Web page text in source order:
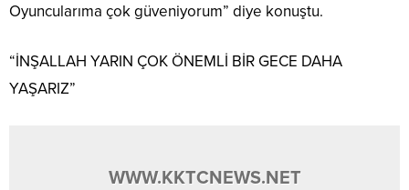
Oyuncularıma çok güveniyorum” diye konuştu.
“İNŞALLAH YARIN ÇOK ÖNEMLİ BİR GECE DAHA
YAŞARIZ”
WWW.KKTCNEWS.NET